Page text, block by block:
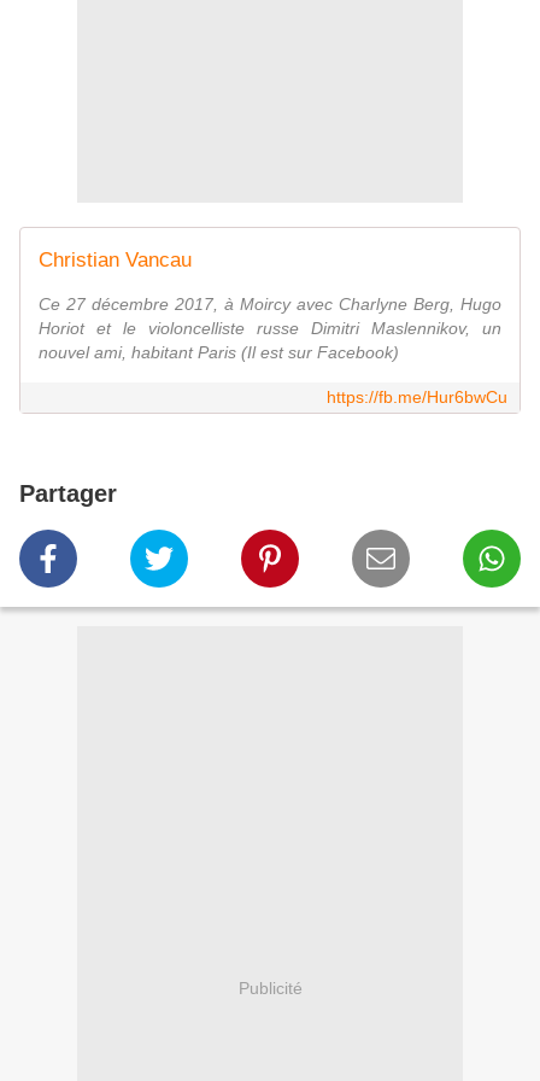
Christian Vancau
Ce 27 décembre 2017, à Moircy avec Charlyne Berg, Hugo
Horiot et le violoncelliste russe Dimitri Maslennikov, un
nouvel ami, habitant Paris (Il est sur Facebook)
https://fb.me/Hur6bwCu
Partager
Publicité